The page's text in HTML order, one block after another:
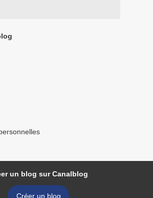
un blog sur Canalblog
Créer un blog